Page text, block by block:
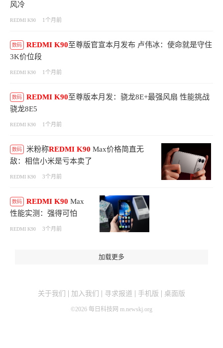
风冷
REDMI K90 1个月前
数码 REDMI K90至尊版官宣本月发布 卢伟冰：使命就是守住
3K价位段
REDMI K90 1个月前
数码 REDMI K90至尊版本月发：骁龙8E+最强风扇 性能挑战
骁龙8E5
REDMI K90 1个月前
数码 米粉称REDMI K90 Max价格简直无
敌：相信小米是亏本卖了
REDMI K90 3个月前
数码 REDMI K90 Max
性能实测：强得可怕
REDMI K90 3个月前
加载更多
关于我们 加入我们 寻求报道 手机版 桌面版
©2026 每日科技网 m.newskj.org